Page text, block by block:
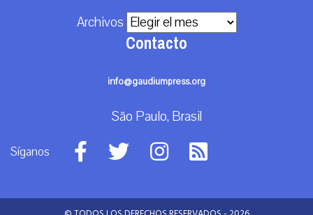
Archivos
Contacto
info@gaudiumpress.org
São Paulo, Brasil
Síganos